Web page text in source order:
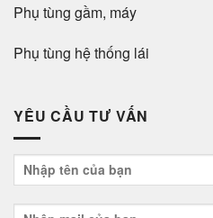
Phụ tùng gầm, máy
Phụ tùng hệ thống lái
YÊU CẦU TƯ VẤN